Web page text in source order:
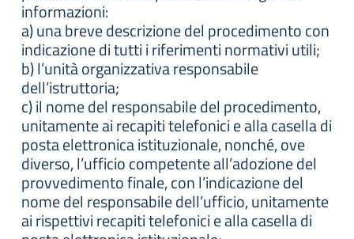
informazioni:
a) una breve descrizione del procedimento con
indicazione di tutti i riferimenti normativi utili;
b) l’unità organizzativa responsabile
dell’istruttoria;
c) il nome del responsabile del procedimento,
unitamente ai recapiti telefonici e alla casella di
posta elettronica istituzionale, nonché, ove
diverso, l’ufficio competente all’adozione del
provvedimento finale, con l’indicazione del
nome del responsabile dell’ufficio, unitamente
ai rispettivi recapiti telefonici e alla casella di